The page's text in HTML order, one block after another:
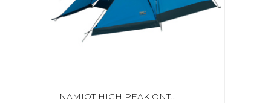
NAMIOT HIGH PEAK ONTARIO 3 NIEBIESKO SZARY 10171